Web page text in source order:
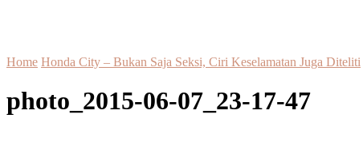
Home Honda City – Bukan Saja Seksi, Ciri Keselamatan Juga Diteliti
photo_2015-06-07_23-17-47